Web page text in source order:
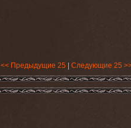
<< Предыдущие 25 Следующие 25